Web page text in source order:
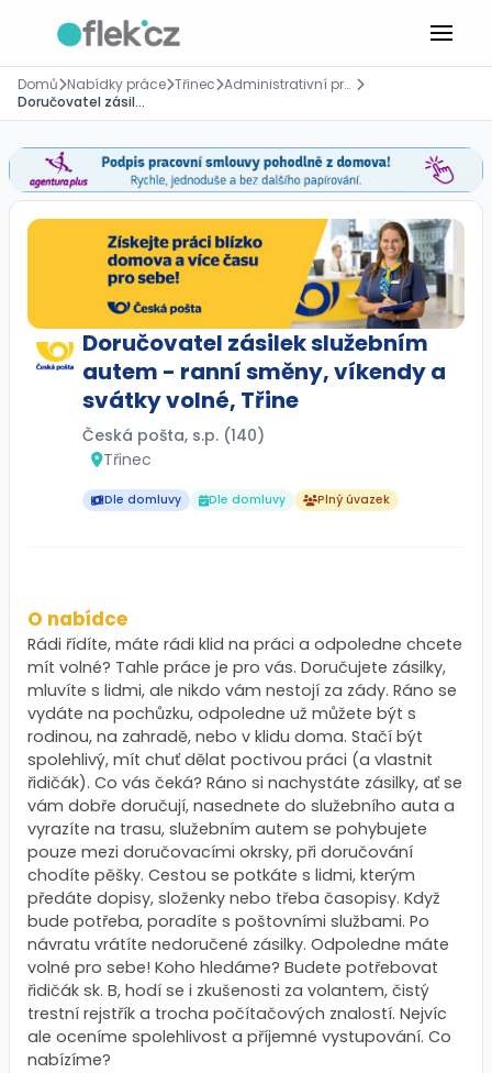
Domů Nabídky práce Třinec
Administrativní pracovník
Doručovatel zásilek služebním autem - ranní směny, víkendy a svátky volné, Třine
Doručovatel zásilek služebním
autem - ranní směny, víkendy a
svátky volné, Třine
Česká pošta, s.p. (140)
Třinec
Dle domluvy Dle domluvy Plný úvazek
O nabídce
Rádi řídíte, máte rádi klid na práci a odpoledne chcete
mít volné? Tahle práce je pro vás. Doručujete zásilky,
mluvíte s lidmi, ale nikdo vám nestojí za zády. Ráno se
vydáte na pochůzku, odpoledne už můžete být s
rodinou, na zahradě, nebo v klidu doma. Stačí být
spolehlivý, mít chuť dělat poctivou práci (a vlastnit
řidičák). Co vás čeká? Ráno si nachystáte zásilky, ať se
vám dobře doručují, nasednete do služebního auta a
vyrazíte na trasu, služebním autem se pohybujete
pouze mezi doručovacími okrsky, při doručování
chodíte pěšky. Cestou se potkáte s lidmi, kterým
předáte dopisy, složenky nebo třeba časopisy. Když
bude potřeba, poradíte s poštovními službami. Po
návratu vrátíte nedoručené zásilky. Odpoledne máte
volné pro sebe! Koho hledáme? Budete potřebovat
řidičák sk. B, hodí se i zkušenosti za volantem, čistý
trestní rejstřík a trocha počítačových znalostí. Nejvíc
ale oceníme spolehlivost a příjemné vystupování. Co
nabízíme?